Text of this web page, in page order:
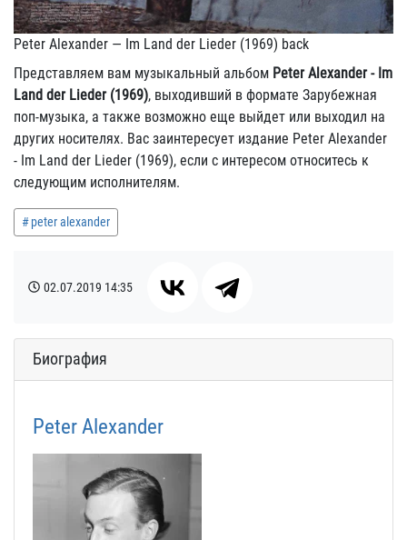
Peter Alexander — Im Land der Lieder (1969) back
Представляем вам музыкальный альбом Peter Alexander - Im
Land der Lieder (1969), выходивший в формате Зарубежная
поп-музыка, а также возможно еще выйдет или выходил на
других носителях. Вас заинтересует издание Peter Alexander
- Im Land der Lieder (1969), если с интересом относитесь к
следующим исполнителям.
peter alexander
02.07.2019 14:35
Биография
Peter Alexander